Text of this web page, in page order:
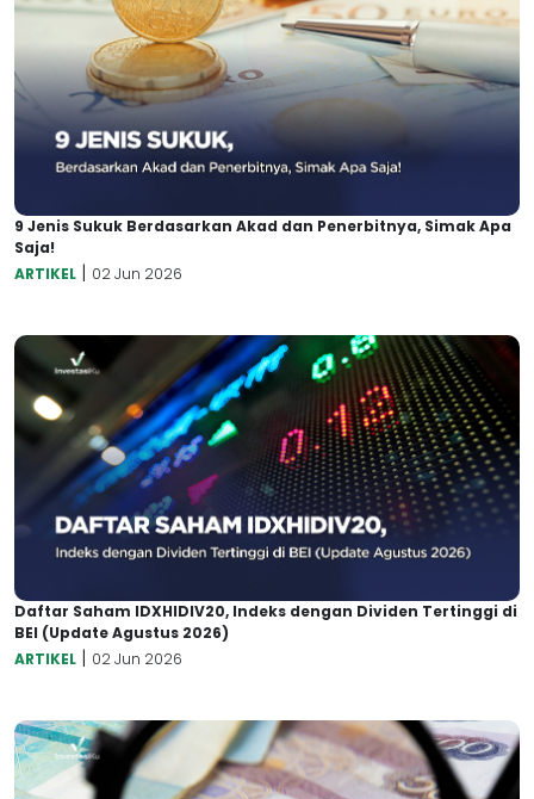
9 Jenis Sukuk Berdasarkan Akad dan Penerbitnya, Simak Apa
Saja!
ARTIKEL | 02 Jun 2026
Daftar Saham IDXHIDIV20, Indeks dengan Dividen Tertinggi di
BEI (Update Agustus 2026)
ARTIKEL | 02 Jun 2026